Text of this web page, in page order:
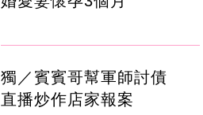
獨／賓賓哥幫軍師討債
直播炒作店家報案